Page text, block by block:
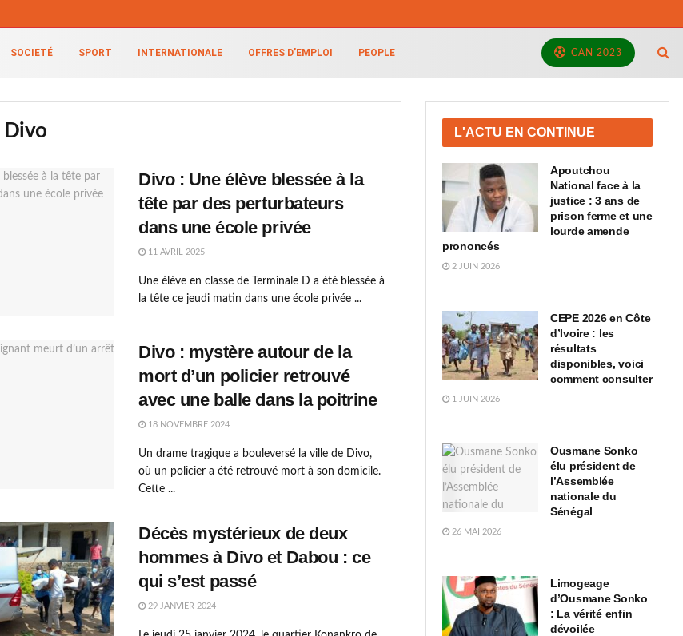
SOCIETÉ SPORT INTERNATIONALE OFFRES D’EMPLOI PEOPLE CAN 2023
Divo
Divo : Une élève blessée à la
tête par des perturbateurs
dans une école privée
11 AVRIL 2025
Une élève en classe de Terminale D a été blessée à
la tête ce jeudi matin dans une école privée ...
Divo : mystère autour de la
mort d’un policier retrouvé
avec une balle dans la poitrine
18 NOVEMBRE 2024
Un drame tragique a bouleversé la ville de Divo,
où un policier a été retrouvé mort à son domicile.
Cette ...
Décès mystérieux de deux
hommes à Divo et Dabou : ce
qui s’est passé
29 JANVIER 2024
L'ACTU EN CONTINUE
Apoutchou
National face à la
justice : 3 ans de
prison ferme et une
lourde amende
prononcés
2 JUIN 2026
CEPE 2026 en Côte
d’Ivoire : les
résultats
disponibles, voici
comment consulter
1 JUIN 2026
Ousmane Sonko
élu président de
l’Assemblée
nationale du
Sénégal
26 MAI 2026
Limogeage
d’Ousmane Sonko
: La vérité enfin
dévoilée